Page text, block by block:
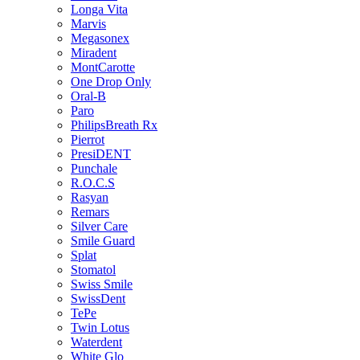
Longa Vita
Marvis
Megasonex
Miradent
MontCarotte
One Drop Only
Oral-B
Paro
PhilipsBreath Rx
Pierrot
PresiDENT
Punchale
R.O.C.S
Rasyan
Remars
Silver Care
Smile Guard
Splat
Stomatol
Swiss Smile
SwissDent
TePe
Twin Lotus
Waterdent
White Glo